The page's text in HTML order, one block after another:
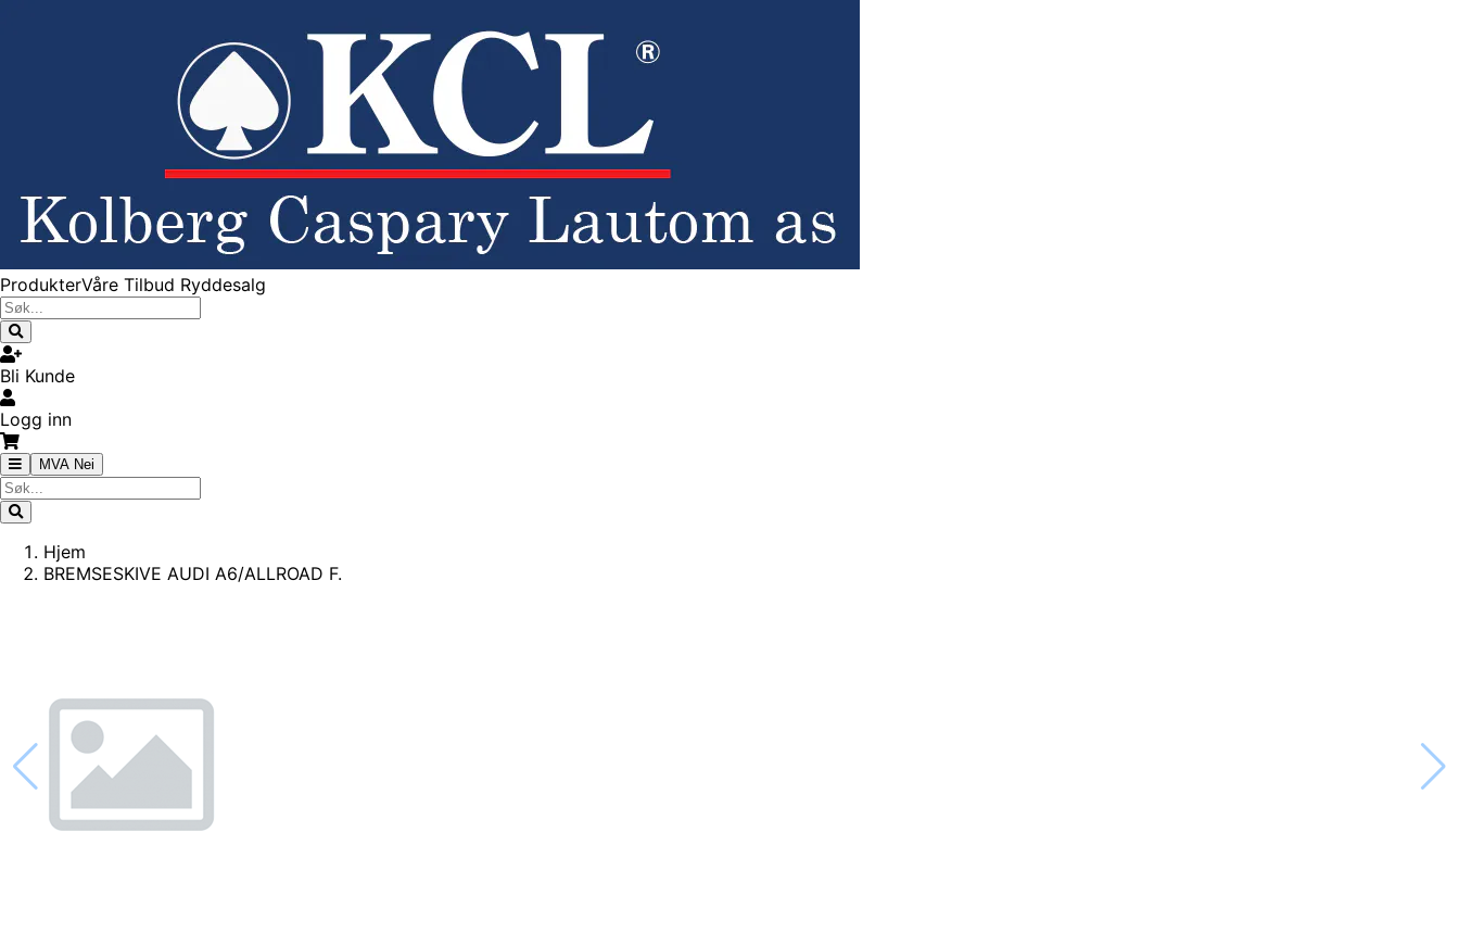
ProdukterVåre Tilbud Ryddesalg
Bli Kunde
Logg inn
MVA Nei
Hjem
BREMSESKIVE AUDI A6/ALLROAD F.